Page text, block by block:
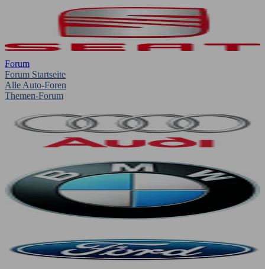
Forum
Forum Startseite
Alle Auto-Foren
Themen-Forum